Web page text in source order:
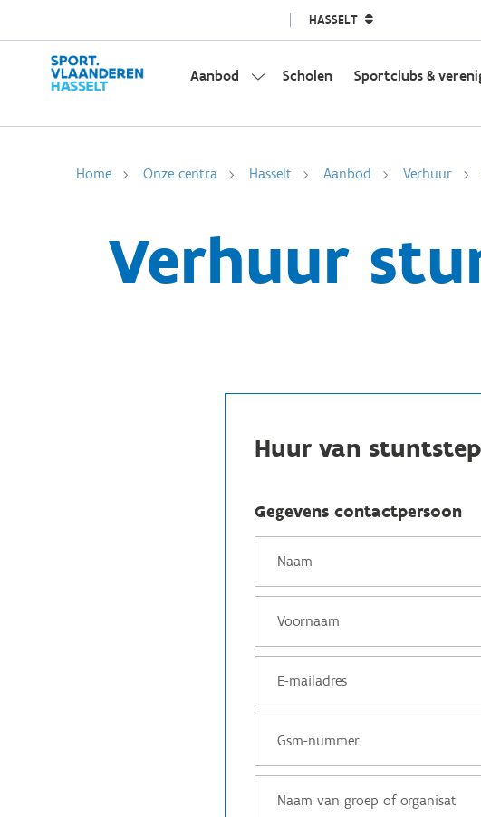
HASSELT
Aanbod Scholen Sportclubs &
Home Onze centra Hasselt Aanbod Verhuur
Verhuur
Huur van
Gegevens contactpersoon